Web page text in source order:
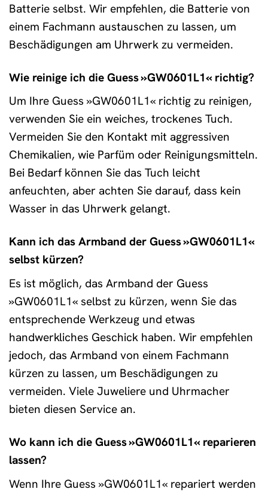
Batterie selbst. Wir empfehlen, die Batterie von
einem Fachmann austauschen zu lassen, um
Beschädigungen am Uhrwerk zu vermeiden.
Wie reinige ich die Guess »GW0601L1« richtig?
Um Ihre Guess »GW0601L1« richtig zu reinigen,
verwenden Sie ein weiches, trockenes Tuch.
Vermeiden Sie den Kontakt mit aggressiven
Chemikalien, wie Parfüm oder Reinigungsmitteln.
Bei Bedarf können Sie das Tuch leicht
anfeuchten, aber achten Sie darauf, dass kein
Wasser in das Uhrwerk gelangt.
Kann ich das Armband der Guess »GW0601L1«
selbst kürzen?
Es ist möglich, das Armband der Guess
»GW0601L1« selbst zu kürzen, wenn Sie das
entsprechende Werkzeug und etwas
handwerkliches Geschick haben. Wir empfehlen
jedoch, das Armband von einem Fachmann
kürzen zu lassen, um Beschädigungen zu
vermeiden. Viele Juweliere und Uhrmacher
bieten diesen Service an.
Wo kann ich die Guess »GW0601L1« reparieren
lassen?
Wenn Ihre Guess »GW0601L1« repariert werden